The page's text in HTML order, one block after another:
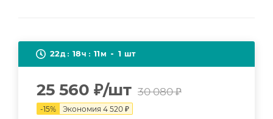
22д 18ч 11м 1 шт
25 560 ₽/шт 30 080₽
-15% Экономия 4 520 ₽